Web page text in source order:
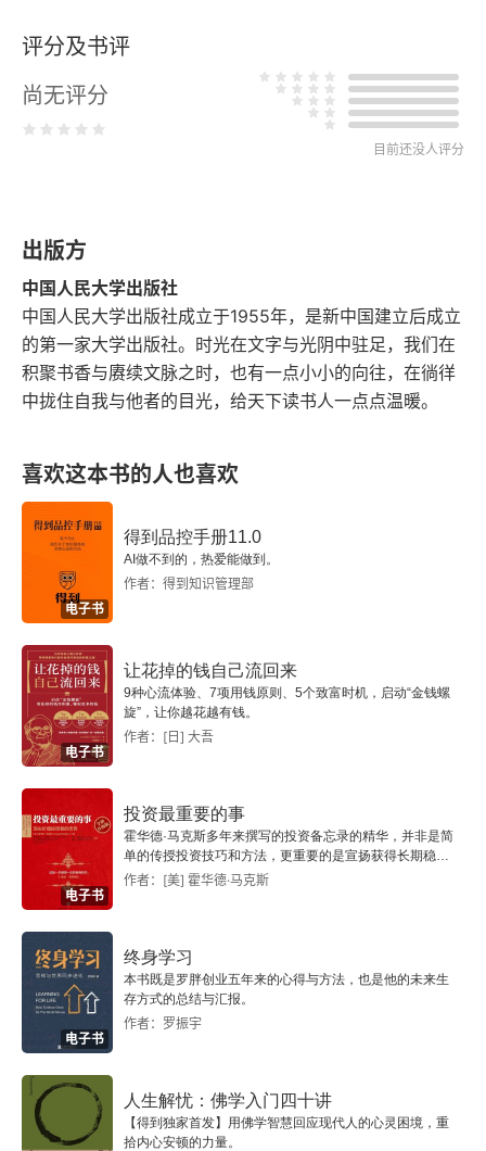
一、营业网点分散性与业务模式多元性对商业银行审
二、经营业务复杂性和金融服务创新性对商业银行审
四、内部控制与风险管理高要求对商业银行审计的挑
战
五、舞弊重大性与隐蔽性对商业银行审计的挑战
六、监管多元性与审慎性对商业银行审计的挑战
二、印度发布的商业银行审计指引
第四节 商业银行审计的质量评价
一、中国探索
二、国际实践
第二章 商业银行审计市场结构与商业银行审计质量
第一节 商业银行审计市场结构：中国现状与国际概
况
一、中国现状
二、国际概况
三、小结
第二节 审计市场结构的制度成因：中国探索与国际
概览
一、中国探索
评分及书评
尚无评分
目前还没人评分
出版方
中国人民大学出版社
中国人民大学出版社成立于1955年，是新中国建立后成立
的第一家大学出版社。时光在文字与光阴中驻足，我们在
积聚书香与赓续文脉之时，也有一点小小的向往，在徜徉
中拢住自我与他者的目光，给天下读书人一点点温暖。
喜欢这本书的人也喜欢
电子书
得到品控手册11.0
AI做不到的，热爱能做到。
作者：得到知识管理部
电子书
让花掉的钱自己流回来
9种心流体验、7项用钱原则、5个致富时机，启动“金钱螺
旋”，让你越花越有钱。
作者：[日] 大吾
电子书
投资最重要的事
霍华德·马克斯多年来撰写的投资备忘录的精华，并非是简
单的传授投资技巧和方法，更重要的是宣扬获得长期稳定
投资收益的投资理念。
作者：[美] 霍华德·马克斯
电子书
终身学习
本书既是罗胖创业五年来的心得与方法，也是他的未来生
存方式的总结与汇报。
作者：罗振宇
人生解忧：佛学入门四十讲
【得到独家首发】用佛学智慧回应现代人的心灵困境，重
拾内心安顿的力量。